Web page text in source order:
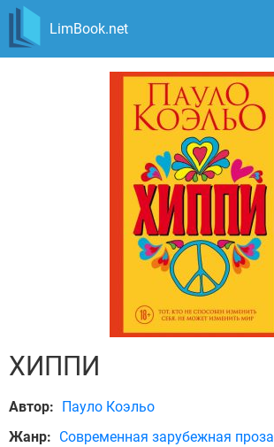
LimBook.net
ХИППИ
Автор: Пауло Коэльо
Жанр: Современная зарубежная проза